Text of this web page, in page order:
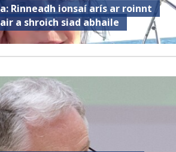
Rinneadh ionsaí arís ar roinnt
a shroich siad abhaile